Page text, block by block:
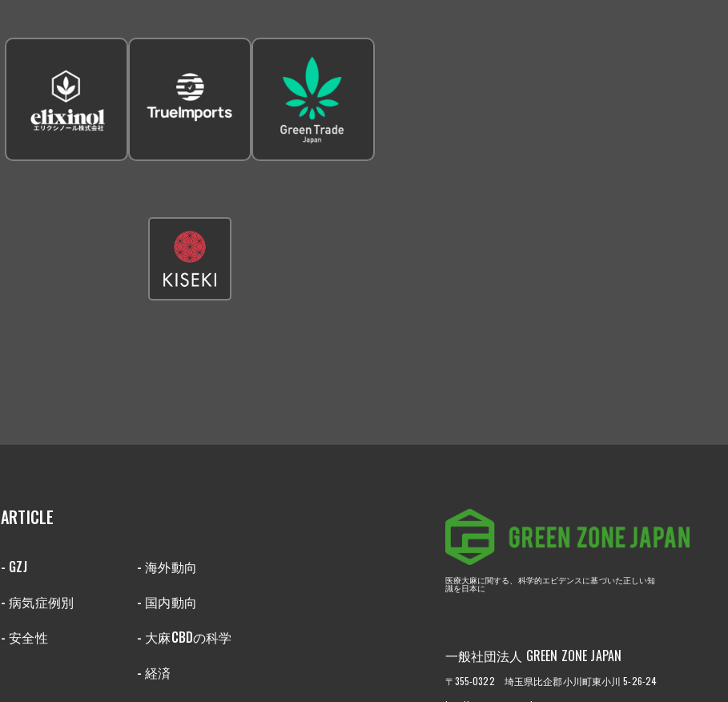
ARTICLE
- GZJ
- 病気症例別
- 安全性
- 海外動向
- 国内動向
- 大麻CBDの科学
- 経済
医療大麻に関する、 科学的エビデンスに基づいた正しい知
識を日本に
一般社団法人 GREEN ZONE JAPAN
〒355-0322 埼玉県比企郡小川町東小川 5-26-24